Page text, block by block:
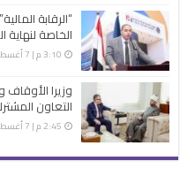
“الرقابة
الخاصة لنهاية
3:10 م | 7 أغسطس، 2026
وزيرا الأوقاف
التعاون
2:45 م | 7 أغسطس، 2026